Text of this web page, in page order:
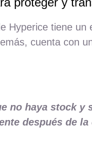
Hyperice tiene
cuenta con
no haya stock y
después de